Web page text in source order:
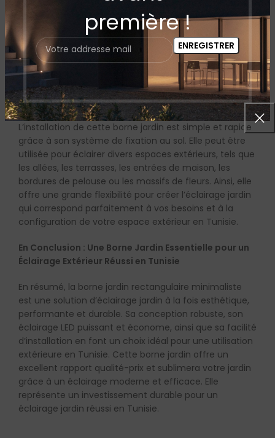
première !
LED assure une longue durée de vie et une faible
consommation électrique, ce qui en fait un choix
économique et écologique pour l’éclairage jardin.
Une Installation Facile et une Utilisation
Polyvalente pour un Éclairage Extérieur
Optimisé en Tunisie
L’installation de cette borne jardin est simple et rapide
grâce à son système de fixation au sol. Elle peut être
utilisée pour éclairer divers espaces extérieurs, tels que
les allées, les terrasses, les entrées de maison, les
bordures de pelouse ou les massifs de fleurs. Ainsi, elle
offre une grande flexibilité pour créer l’éclairage jardin
qui correspond parfaitement à vos besoins et à la
configuration de votre espace extérieur en Tunisie.
En Conclusion : Une Borne Jardin Essentielle pour un
Éclairage Extérieur Réussi en Tunisie
En résumé, la borne jardin rectangulaire minimaliste
est une solution d’éclairage jardin à la fois esthétique,
performante et durable. Sa conception robuste, son
éclairage LED puissant et économe, ainsi que sa facilité
d’installation en font un choix idéal pour une utilisation
extérieure en Tunisie. Cette borne jardin offre un
excellent rapport qualité-prix et sublimera votre jardin
grâce à un éclairage moderne et efficace. Elle
représente un investissement durable pour un
éclairage jardin réussi en Tunisie.